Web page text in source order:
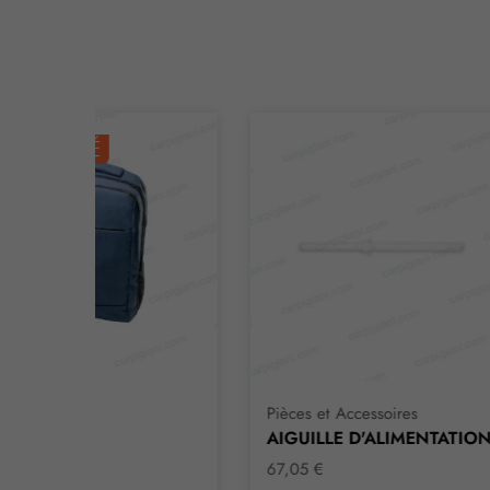
Pièces et Accessoires
AIGUILLE D'ALIMENTATION